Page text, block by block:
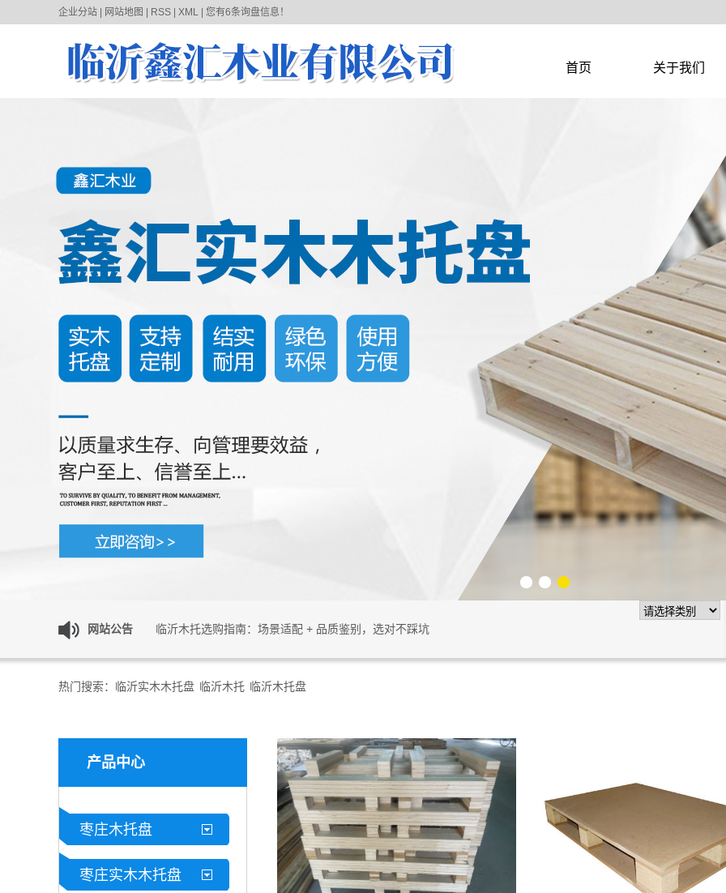
企业分站 网站地图 RSS XML 您有6条询盘信息！
首页 关于我们
3
网站公告 临沂木托盘 物流仓储实用木质包装耗材
临沂木托定做，行业厂家为您保驾护航
临沂实木木托盘产业依托区域优势，赋能现代绿色物流
热门搜索： 临沂实木木托盘 临沂木托 临沂木托盘
产品中心
枣庄木托盘
枣庄实木木托盘